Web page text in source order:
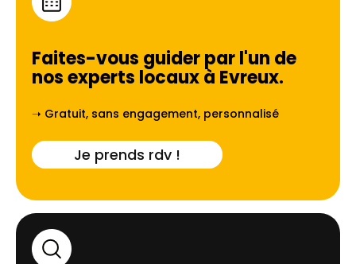
Faites-vous guider par l'un de
nos experts locaux à Evreux.
➝ Gratuit, sans engagement, personnalisé
Je prends rdv !